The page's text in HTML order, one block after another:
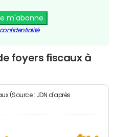
m'abonne
foyers fiscaux à
(Source : JDN d'après